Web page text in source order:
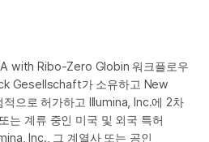
with Ribo-Zero Globin 워크플로우
Gesellschaft가 소유하고 New
으로 허가하고 Illumina, Inc.에 2차
는 계류 중인 미국 및 외국 특허
Inc., 그 계열사 또는 공인